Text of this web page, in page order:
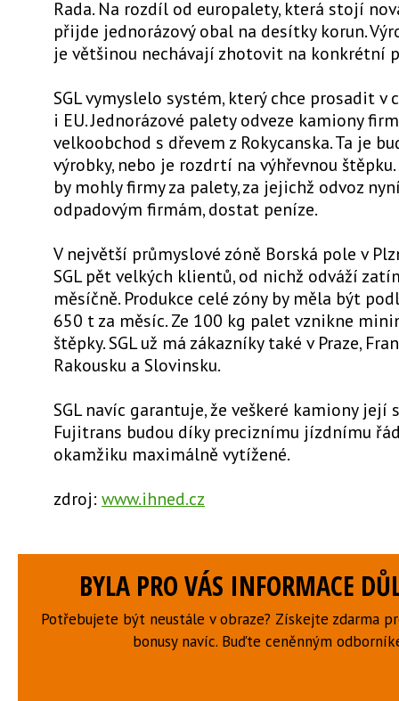
Rada. Na rozdíl od europalety, která stojí
přijde jednorázový obal na desítky korun.
je většinou nechávají zhotovit na konkrétní
SGL vymyslelo systém, který chce prosadit v
i EU. Jednorázové palety odveze kamiony
velkoobchod s dřevem z Rokycanska. Ta je
výrobky, nebo je rozdrtí na výhřevnou štěpku.
by mohly firmy za palety, za jejichž odvoz
odpadovým firmám, dostat peníze.
V největší průmyslové zóně Borská pole v
SGL pět velkých klientů, od nichž odváží
měsíčně. Produkce celé zóny by měla být
650 t za měsíc. Ze 100 kg palet vznikne
štěpky. SGL už má zákazníky také v Praze,
Rakousku a Slovinsku.
SGL navíc garantuje, že veškeré kamiony její
Fujitrans budou díky preciznímu jízdnímu
okamžiku maximálně vytížené.
zdroj: www.ihned.cz
BYLA PRO VÁS INFORMACE
Potřebujete být neustále v obraze? Získejte zdarma
bonusy navíc. Buďte ceněnným